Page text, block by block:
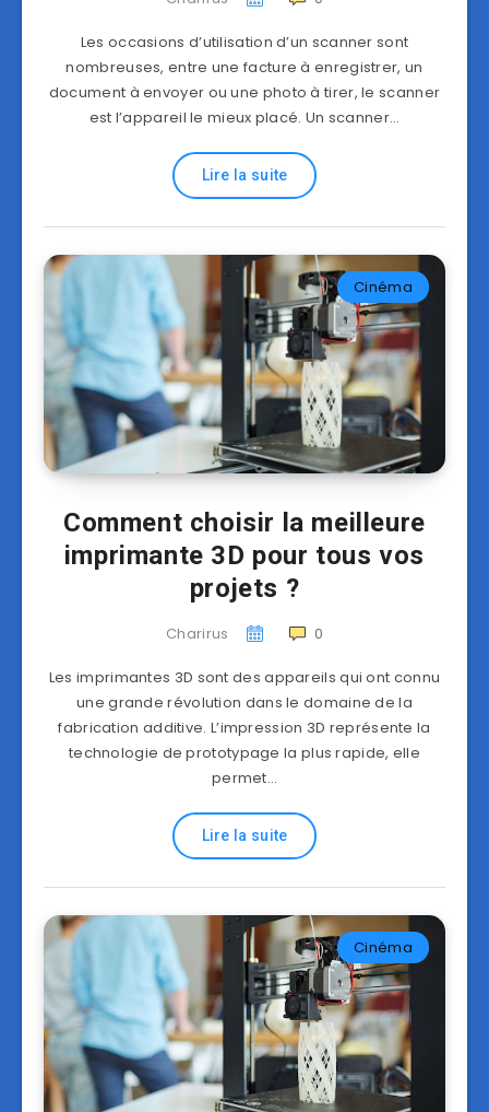
Les occasions d’utilisation d’un scanner sont
nombreuses, entre une facture à enregistrer, un
document à envoyer ou une photo à tirer, le scanner
est l’appareil le mieux placé. Un scanner…
Lire la suite
Cinéma
Comment choisir la meilleure
imprimante 3D pour tous vos
projets ?
Charirus 0
Les imprimantes 3D sont des appareils qui ont connu
une grande révolution dans le domaine de la
fabrication additive. L’impression 3D représente la
technologie de prototypage la plus rapide, elle
permet…
Lire la suite
Cinéma